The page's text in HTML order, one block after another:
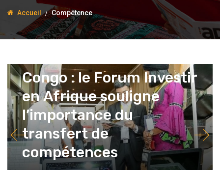
Accueil Compétence
Congo : le Forum Investir
en Afrique souligne
l’importance du
transfert de
compétences